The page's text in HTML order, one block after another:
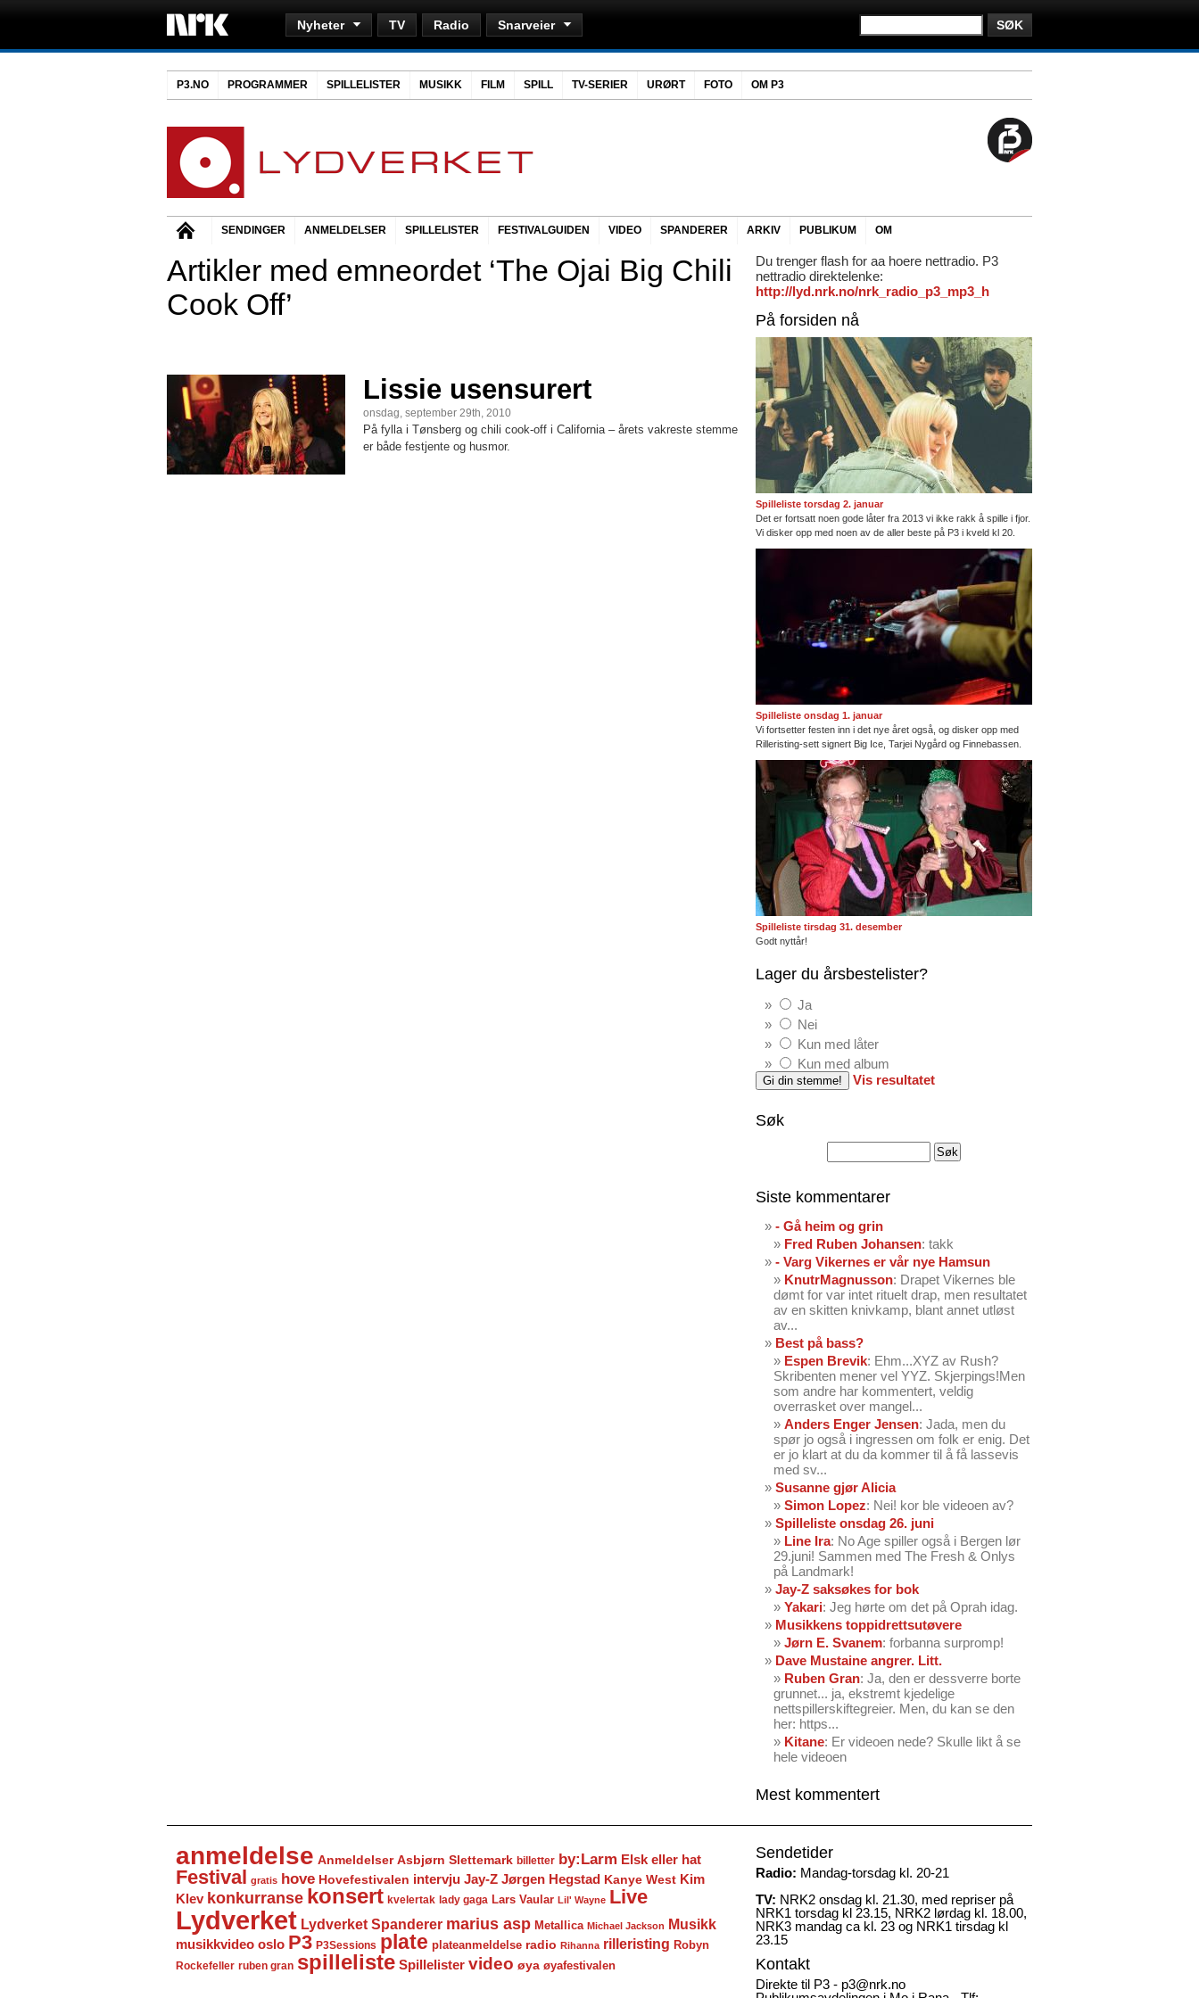
Nyheter TV Radio Snarveier
P3.NO PROGRAMMER SPILLELISTER MUSIKK FILM SPILL TV-SERIER URØRT FOTO OM P3
SENDINGER ANMELDELSER SPILLELISTER FESTIVALGUIDEN VIDEO SPANDERER ARKIV PUBLIKUM OM
Artikler med emneordet ‘The Ojai Big Chili
Cook Off’
Lissie usensurert
onsdag, september 29th, 2010
På fylla i Tønsberg og chili cook-off i California – årets vakreste stemme
er både festjente og husmor.
Du trenger flash for aa hoere nettradio. P3
nettradio direktelenke:
http://lyd.nrk.no/nrk_radio_p3_mp3_h
På forsiden nå
Spilleliste torsdag 2. januar
Det er fortsatt noen gode låter fra 2013 vi ikke rakk å spille i fjor.
Vi disker opp med noen av de aller beste på P3 i kveld kl 20.
Spilleliste onsdag 1. januar
Vi fortsetter festen inn i det nye året også, og disker opp med
Rilleristing-sett signert Big Ice, Tarjei Nygård og Finnebassen.
Spilleliste tirsdag 31. desember
Godt nyttår!
Lager du årsbestelister?
Ja
Nei
Kun med låter
Kun med album
Vis resultatet
Søk
Siste kommentarer
- Gå heim og grin
Fred Ruben Johansen: takk
- Varg Vikernes er vår nye Hamsun
KnutrMagnusson: Drapet Vikernes ble
dømt for var intet rituelt drap, men resultatet
av en skitten knivkamp, blant annet utløst
av...
Best på bass?
Espen Brevik: Ehm...XYZ av Rush?
Skribenten mener vel YYZ. Skjerpings!Men
som andre har kommentert, veldig
overrasket over mangel...
Anders Enger Jensen: Jada, men du
spør jo også i ingressen om folk er enig. Det
er jo klart at du da kommer til å få lassevis
med sv...
Susanne gjør Alicia
Simon Lopez: Nei! kor ble videoen av?
Spilleliste onsdag 26. juni
Line Ira: No Age spiller også i Bergen lør
29.juni! Sammen med The Fresh & Onlys
på Landmark!
Jay-Z saksøkes for bok
Yakari: Jeg hørte om det på Oprah idag.
Musikkens toppidrettsutøvere
Jørn E. Svanem: forbanna surpromp!
Dave Mustaine angrer. Litt.
Ruben Gran: Ja, den er dessverre borte
grunnet... ja, ekstremt kjedelige
nettspillerskiftegreier. Men, du kan se den
her: https...
Kitane: Er videoen nede? Skulle likt å se
hele videoen
Mest kommentert
anmeldelse Anmeldelser Asbjørn Slettemark billetter by:Larm Elsk eller hat
Festival gratis hove Hovefestivalen intervju Jay-Z Jørgen Hegstad Kanye West Kim
Klev konkurranse konsert kvelertak lady gaga Lars Vaular Lil' Wayne Live
Lydverket Lydverket Spanderer marius asp Metallica Michael Jackson
Musikk
musikkvideo oslo P3 P3Sessions plate plateanmeldelse radio Rihanna rilleristing Robyn
Rockefeller ruben gran spilleliste Spillelister video øya øyafestivalen
Sendetider
Radio: Mandag-torsdag kl. 20-21
TV: NRK2 onsdag kl. 21.30, med repriser på
NRK1 torsdag kl 23.15, NRK2 lørdag kl. 18.00,
NRK3 mandag ca kl. 23 og NRK1 tirsdag kl
23.15
Kontakt
Direkte til P3 - p3@nrk.no